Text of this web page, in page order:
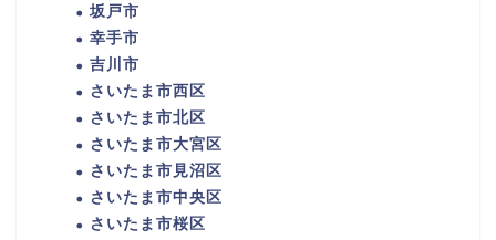
坂戸市
幸手市
吉川市
さいたま市西区
さいたま市北区
さいたま市大宮区
さいたま市見沼区
さいたま市中央区
さいたま市桜区